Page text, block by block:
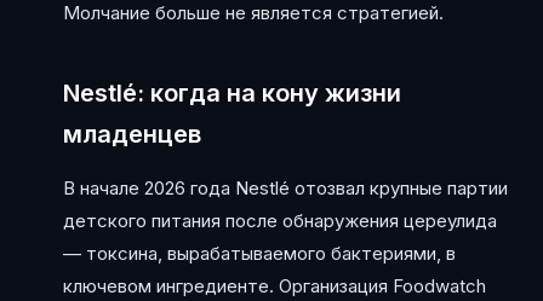
Молчание больше не является стратегией.
Nestlé: когда на кону жизни
младенцев
В начале 2026 года Nestlé отозвал крупные партии
детского питания после обнаружения цереулида
— токсина, вырабатываемого бактериями, в
ключевом ингредиенте. Организация Foodwatch